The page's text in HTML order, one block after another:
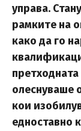
управа.
рамките на
како да го
олеснуваше
кои
едноставно